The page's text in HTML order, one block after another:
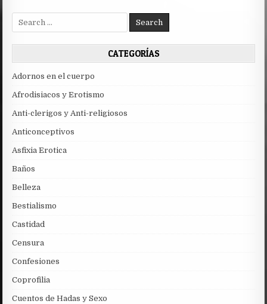
Search
for:
CATEGORÍAS
Adornos en el cuerpo
Afrodisiacos y Erotismo
Anti-clerigos y Anti-religiosos
Anticonceptivos
Asfixia Erotica
Baños
Belleza
Bestialismo
Castidad
Censura
Confesiones
Coprofilia
Cuentos de Hadas y Sexo